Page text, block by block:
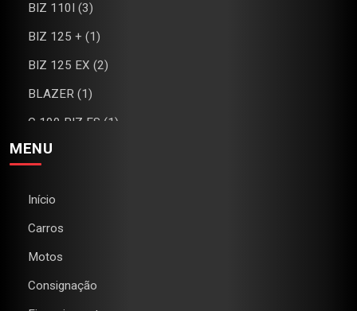
BIZ 110I (3)
BIZ 125 + (1)
BIZ 125 EX (2)
BLAZER (1)
C 100 BIZ ES (1)
C4 (1)
CB 300R (2)
CG 160 FAN (1)
CG 160 TITAN (2)
CHEROKEE (1)
MENU
Início
Carros
Motos
Consignação